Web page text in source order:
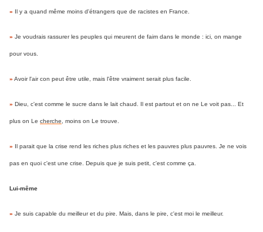
» Il y a quand même moins d'étrangers que de racistes en France.
» Je voudrais rassurer les peuples qui meurent de faim dans le monde : ici, on mange
pour vous.
» Avoir l'air con peut être utile, mais l'être vraiment serait plus facile.
» Dieu, c'est comme le sucre dans le lait chaud. Il est partout et on ne Le voit pas... Et
plus on Le cherche , moins on Le trouve.
» Il parait que la crise rend les riches plus riches et les pauvres plus pauvres. Je ne vois
pas en quoi c'est une crise. Depuis que je suis petit, c'est comme ça.
Lui-même
» Je suis capable du meilleur et du pire. Mais, dans le pire, c'est moi le meilleur.